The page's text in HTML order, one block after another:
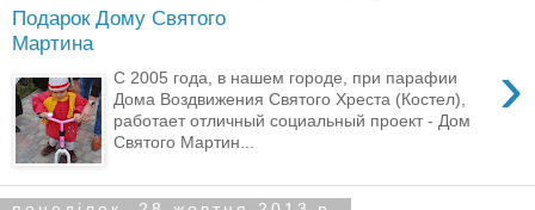
Подарок Дому Святого
Мартина
›
С 2005 года, в нашем городе, при парафии
Дома Воздвижения Святого Хреста (Костел),
работает отличный социальный проект - Дом
Святого Мартин...